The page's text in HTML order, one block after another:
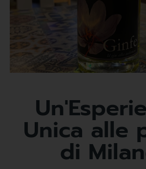
Unica alle
di